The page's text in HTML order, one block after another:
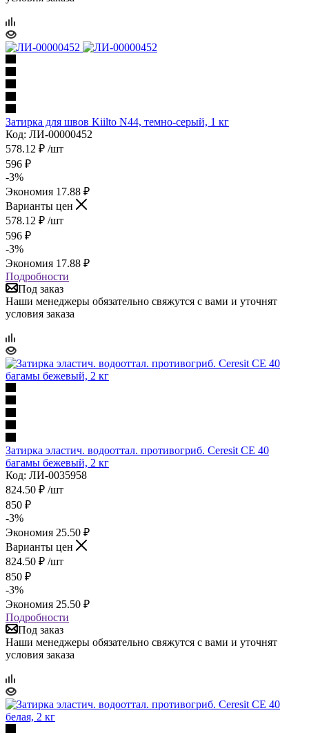
Затирка для швов Kiilto N44, темно-серый, 1 кг
Код: ЛИ-00000452
578.12 ₽ /шт
596 ₽
-3%
Экономия 17.88 ₽
Варианты цен
578.12 ₽ /шт
596 ₽
-3%
Экономия 17.88 ₽
Подробности
Под заказ
Наши менеджеры обязательно свяжутся с вами и уточнят
условия заказа
Затирка эластич. водооттал. противогриб. Ceresit CE 40
багамы бежевый, 2 кг
Код: ЛИ-0035958
824.50 ₽ /шт
850 ₽
-3%
Экономия 25.50 ₽
Варианты цен
824.50 ₽ /шт
850 ₽
-3%
Экономия 25.50 ₽
Подробности
Под заказ
Наши менеджеры обязательно свяжутся с вами и уточнят
условия заказа